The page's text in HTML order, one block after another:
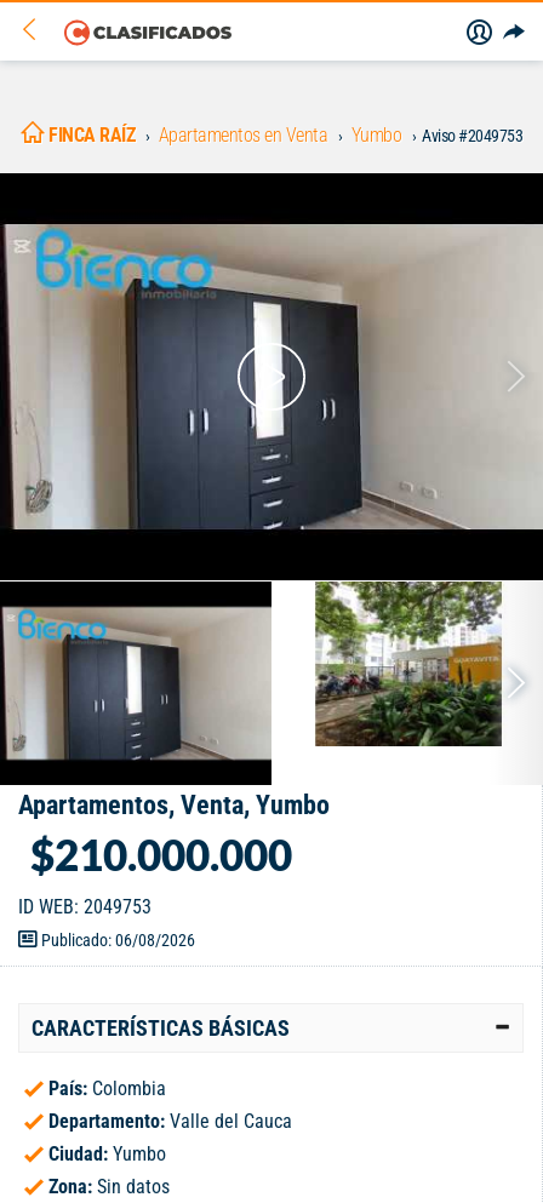
FINCA RAÍZ Apartamentos en Venta Yumbo Aviso #2049753
Apartamentos, Venta, Yumbo
$210.000.000
ID WEB: 2049753
Publicado: 06/08/2026
CARACTERÍSTICAS BÁSICAS
País: Colombia
Departamento: Valle del Cauca
Ciudad: Yumbo
Zona: Sin datos